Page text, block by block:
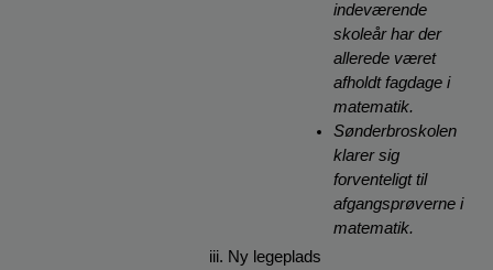
indeværende
skoleår har der
allerede været
afholdt fagdage i
matematik.
Sønderbroskolen
klarer sig
forventeligt til
afgangsprøverne i
matematik.
Ny legeplads